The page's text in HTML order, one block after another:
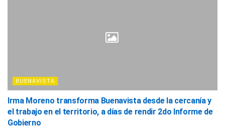
BUENAVISTA
Irma Moreno transforma Buenavista desde la cercanía y
el trabajo en el territorio, a días de rendir 2do Informe de
Gobierno